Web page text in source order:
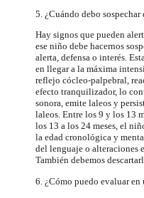
5. ¿Cuándo debo
Hay signos que pueden
ese niño debe hacernos
alerta, defensa o interés.
en llegar a la máxima
reflejo cócleo-palpebral,
efecto tranquilizador, lo
sonora, emite laleos y
laleos. Entre los 9 y los 13
los 13 a los 24 meses, el
la edad cronológica y
del lenguaje o alteraciones
También debemos
6. ¿Cómo puedo evaluar